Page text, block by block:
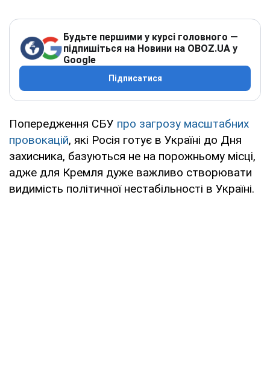
Будьте першими у курсі головного —
підпишіться на Новини на OBOZ.UA у
Google
Підписатися
Попередження СБУ про загрозу масштабних
провокацій, які Росія готує в Україні до Дня
захисника, базуються не на порожньому місці,
адже для Кремля дуже важливо створювати
видимість політичної нестабільності в Україні.